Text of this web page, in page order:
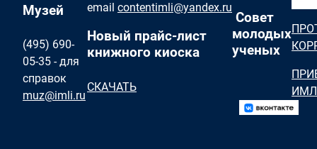
Музей
(495) 690-
05-35 - для
справок
muz@imli.ru
email contentimli@yandex.ru
Новый прайс-лист
книжного киоска
СКАЧАТЬ
Совет
молодых
ученых